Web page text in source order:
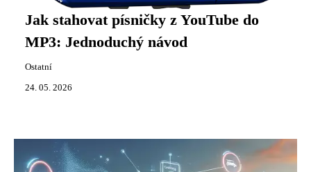
Jak stahovat písničky z YouTube do
MP3: Jednoduchý návod
Ostatní
24. 05. 2026